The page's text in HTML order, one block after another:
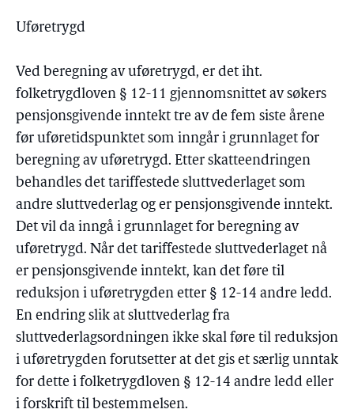
Uføretrygd
Ved beregning av uføretrygd, er det iht.
folketrygdloven § 12-11 gjennomsnittet av søkers
pensjonsgivende inntekt tre av de fem siste årene
før uføretidspunktet som inngår i grunnlaget for
beregning av uføretrygd. Etter skatteendringen
behandles det tariffestede sluttvederlaget som
andre sluttvederlag og er pensjonsgivende inntekt.
Det vil da inngå i grunnlaget for beregning av
uføretrygd. Når det tariffestede sluttvederlaget nå
er pensjonsgivende inntekt, kan det føre til
reduksjon i uføretrygden etter § 12-14 andre ledd.
En endring slik at sluttvederlag fra
sluttvederlagsordningen ikke skal føre til reduksjon
i uføretrygden forutsetter at det gis et særlig unntak
for dette i folketrygdloven § 12-14 andre ledd eller
i forskrift til bestemmelsen.